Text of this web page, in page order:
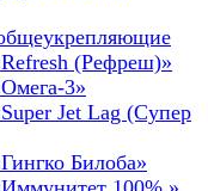
(Рефреш)»
3»
Jet Lag (Супер
Билоба»